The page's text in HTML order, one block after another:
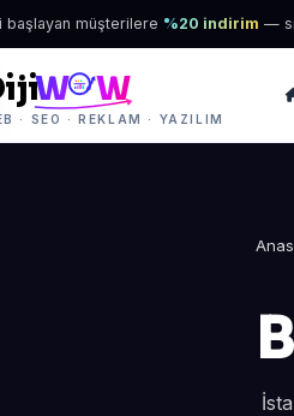
başlayan müşterilere %20 indirim —
W W
· SEO · REKLAM · YAZILIM